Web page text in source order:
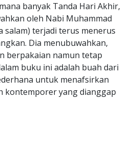
banyak Tanda Hari Akhir,
oleh Nabi Muhammad
salam) terjadi terus menerus
Dia menubuwahkan,
berpakaian namun tetap
buku ini adalah buah dari
untuk menafsirkan
kontemporer yang dianggap